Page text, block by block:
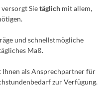
Sietäglichmit allem,
und schnellstmögliche
Maß.
als Ansprechpartner für
zur Verfügung.